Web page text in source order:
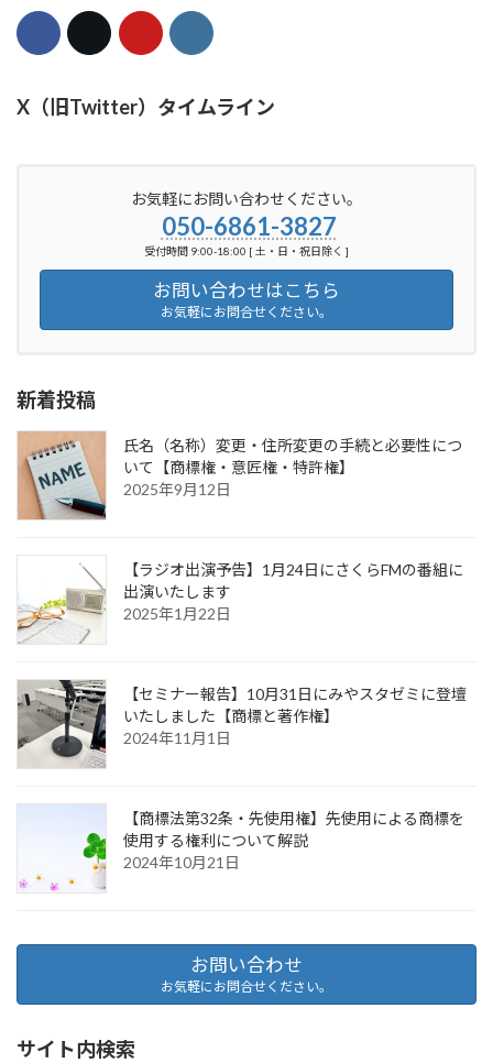
X（旧Twitter）タイムライン
お気軽にお問い合わせください。
050-6861-3827
受付時間 9:00-18:00 [ 土・日・祝日除く ]
お問い合わせはこちら
お気軽にお問合せください。
新着投稿
氏名（名称）変更・住所変更の手続と必要性につ
いて【商標権・意匠権・特許権】
2025年9月12日
【ラジオ出演予告】1月24日にさくらFMの番組に
出演いたします
2025年1月22日
【セミナー報告】10月31日にみやスタゼミに登壇
いたしました【商標と著作権】
2024年11月1日
【商標法第32条・先使用権】先使用による商標を
使用する権利について解説
2024年10月21日
お問い合わせ
お気軽にお問合せください。
サイト内検索